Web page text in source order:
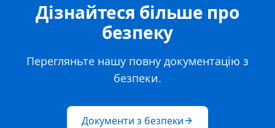
Дізнайтеся більше про
безпеку
Перегляньте нашу повну документацію з
безпеки.
Документи з безпеки